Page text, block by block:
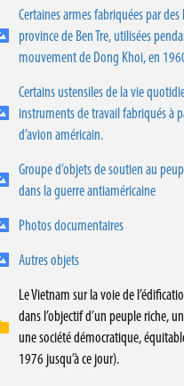
Certaines armes fabriquées par
province de Ben Tre, utilisées
mouvement de Dong Khoi, en
Certains ustensiles de la vie
instruments de travail fabriqués à
d’avion américain.
Groupe d’objets de soutien au
dans la guerre antiaméricaine
Photos documentaires
Autres objets
Le Vietnam sur la voie de
dans l’objectif d’un peuple riche,
une société démocratique,
1976 jusqu’à ce jour).